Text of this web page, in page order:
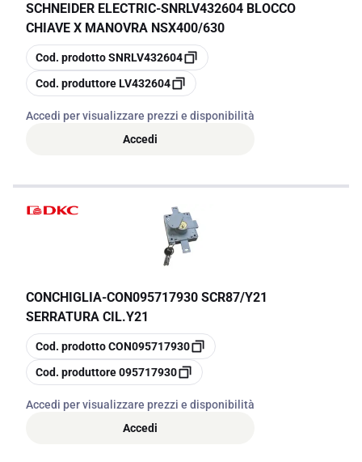
SCHNEIDER ELECTRIC-SNRLV432604 BLOCCO
CHIAVE X MANOVRA NSX400/630
copia
Cod. prodottoSNRLV432604
copia
Cod. produttoreLV432604
Accedi per visualizzare prezzi e disponibilità
Accedi
CONCHIGLIA-CON095717930 SCR87/Y21
SERRATURA CIL.Y21
copia
Cod. prodottoCON095717930
copia
Cod. produttore095717930
Accedi per visualizzare prezzi e disponibilità
Accedi